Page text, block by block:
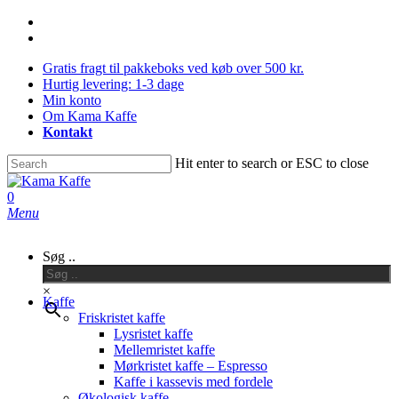
Skip
contentGratis fragt til pakkeboks ved køb over 500 kr.
Hurtig levering: 1-3 dage
Min konto
Om Kama Kaffe
Kontakt
Hit enter to search or ESC to close
Close
Search
0
Menu
Søg ..
×
Kaffe
Friskristet kaffe
Lysristet kaffe
Mellemristet kaffe
Mørkristet kaffe – Espresso
Kaffe i kassevis med fordele